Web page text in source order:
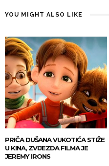
YOU MIGHT ALSO LIKE
PRIČA DUŠANA VUKOTIĆA STIŽE
U KINA, ZVIJEZDA FILMA JE
JEREMY IRONS